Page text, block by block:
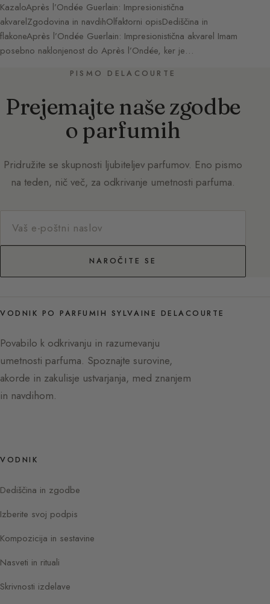
KazaloAprès l’Ondée Guerlain: Impresionistična
akvarelZgodovina in navdihOlfaktorni opisDediščina in
flakoneAprès l’Ondée Guerlain: Impresionistična akvarel Imam
posebno naklonjenost do Après l’Ondée, ker je…
PISMO DELACOURTE
Prejemajte naše zgodbe
o parfumih
Pridružite se skupnosti ljubiteljev parfumov. Eno pismo
na teden, nič več, za odkrivanje umetnosti parfuma.
NAROČITE SE
VODNIK PO PARFUMIH SYLVAINE DELACOURTE
Povabilo k odkrivanju in razumevanju
umetnosti parfuma. Spoznajte surovine,
akorde in zakulisje ustvarjanja, med znanjem
in navdihom.
VODNIK
Dediščina in zgodbe
Izberite svoj podpis
Kompozicija in sestavine
Nasveti in rituali
Skrivnosti izdelave